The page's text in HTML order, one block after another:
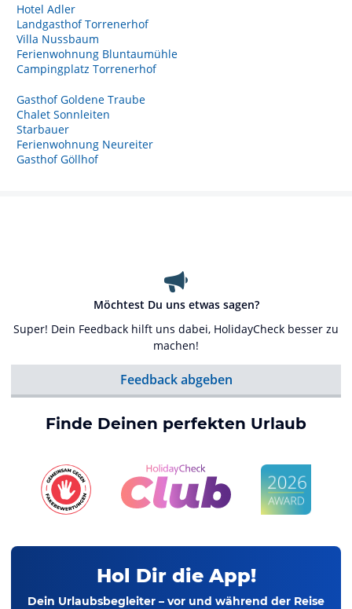
Hotel Adler
Landgasthof Torrenerhof
Villa Nussbaum
Ferienwohnung Bluntaumühle
Campingplatz Torrenerhof
Gasthof Goldene Traube
Chalet Sonnleiten
Starbauer
Ferienwohnung Neureiter
Gasthof Göllhof
Möchtest Du uns etwas sagen?
Super! Dein Feedback hilft uns dabei, HolidayCheck besser zu
machen!
Feedback abgeben
Finde Deinen perfekten Urlaub
Hol Dir die App!
Dein Urlaubsbegleiter – vor und während der Reise